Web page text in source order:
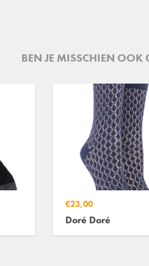
BEN JE MISSCHIEN OOK
€23,00
Doré Doré